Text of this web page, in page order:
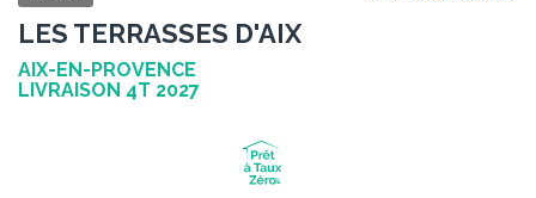
LES TERRASSES D'AIX
AIX-EN-PROVENCE
LIVRAISON 4T 2027